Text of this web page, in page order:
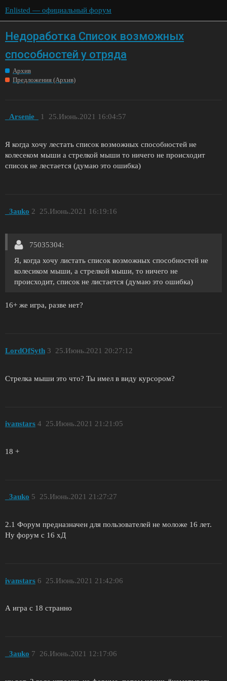
Enlisted — официальный форум
Недоработка Список возможных
способностей у отряда
Архив
Предложения (Архив)
_Arsenie_ 25.Июнь.2021 16:04:57
1
Я когда хочу лестать список возможных способностей не
колесеком мыши а стрелкой мыши то ничего не происходит
список не лестается (думаю это ошибка)
_3auko 25.Июнь.2021 16:19:16
2
75035304:
Я, когда хочу листать список возможных способностей не
колесиком мыши, а стрелкой мыши, то ничего не
происходит, список не листается (думаю это ошибка)
16+ же игра, разве нет?
LordOfSyth 25.Июнь.2021 20:27:12
3
Стрелка мыши это что? Ты имел в виду курсором?
ivanstars 25.Июнь.2021 21:21:05
4
18 +
_3auko 25.Июнь.2021 21:27:27
5
2.1 Форум предназначен для пользователей не моложе 16 лет.
Ну форум с 16 хД
ivanstars 25.Июнь.2021 21:42:06
6
А игра с 18 странно
_3auko 26.Июнь.2021 12:17:06
7